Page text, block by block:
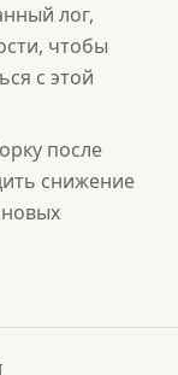
лог,
чтобы
с этой
после
снижение